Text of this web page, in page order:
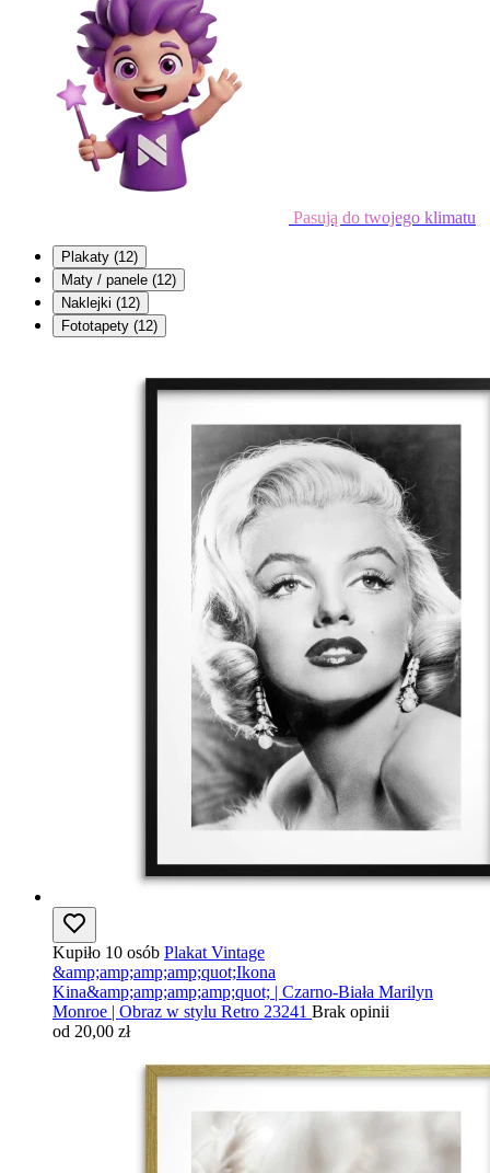
Pasują do twojego klimatu
Plakaty (12)
Maty / panele (12)
Naklejki (12)
Fototapety (12)
Kupiło 10 osób Plakat Vintage
&amp;amp;amp;amp;quot;Ikona
Kina&amp;amp;amp;amp;quot; | Czarno-Biała Marilyn
Monroe | Obraz w stylu Retro 23241 Brak opinii
od 20,00 zł